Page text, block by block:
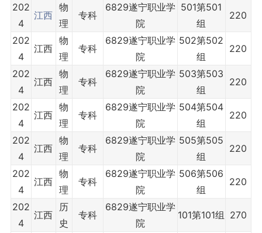
202
4
江西
物
理
专科
6829遂宁职业学
院
501第501
组
220
202
4
江西
物
理
专科
6829遂宁职业学
院
502第502
组
220
202
4
江西
物
理
专科
6829遂宁职业学
院
503第503
组
220
202
4
江西
物
理
专科
6829遂宁职业学
院
504第504
组
220
202
4
江西
物
理
专科
6829遂宁职业学
院
505第505
组
220
202
4
江西
物
理
专科
6829遂宁职业学
院
506第506
组
220
202
4
江西
历
史
专科
6829遂宁职业学
院
101第101组 270